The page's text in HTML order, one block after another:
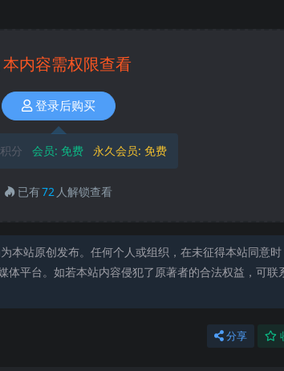
本内容需权限查看
登录后购买
分 会员: 免费 永久会员: 免费
已有72 人解锁查看
本站原创发布。任何个人或组织，在未征得本站同意
体平台。如若本站内容侵犯了原著者的合法权益，可联
分享